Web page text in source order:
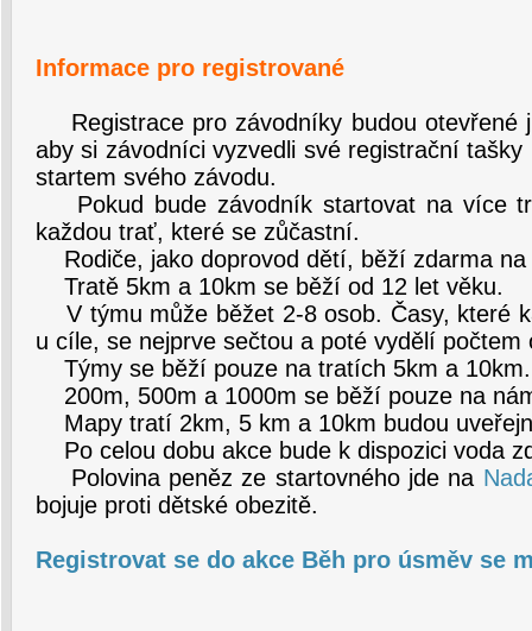
Informace pro registrované
Registrace pro závodníky budou otevřené
aby si závodníci vyzvedli své registrační tašky
startem svého závodu.
Pokud bude závodník startovat na více
každou trať, které se zůčastní.
Rodiče, jako doprovod dětí, běží zdarma na
Tratě 5km a 10km se běží od 12 let věku.
V týmu může běžet 2-8 osob. Časy, které
u cíle, se nejprve sečtou a poté vydělí počtem
Týmy se běží pouze na tratích 5km a 10km.
200m, 500m a 1000m se běží pouze na
Mapy tratí 2km, 5 km a 10km budou
Po celou dobu akce bude k dispozici voda
Polovina peněz ze startovného jde na
bojuje proti dětské obezitě.
Registrovat se do akce Běh pro úsměv se